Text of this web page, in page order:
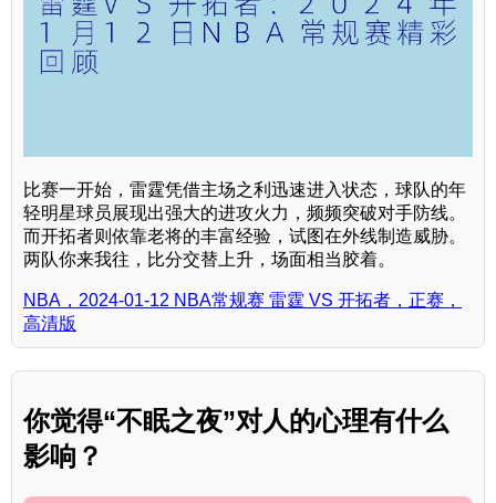
比赛一开始，雷霆凭借主场之利迅速进入状态，球队的年
轻明星球员展现出强大的进攻火力，频频突破对手防线。
而开拓者则依靠老将的丰富经验，试图在外线制造威胁。
两队你来我往，比分交替上升，场面相当胶着。
NBA，2024-01-12 NBA常规赛 雷霆 VS 开拓者，正赛，
高清版
你觉得“不眠之夜”对人的心理有什么
影响？